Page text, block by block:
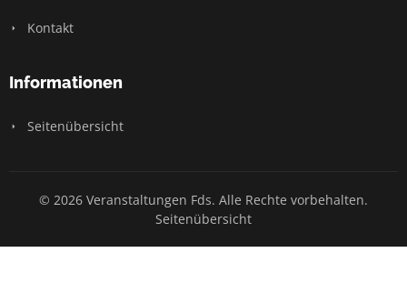
Kontakt
Informationen
Seitenübersicht
© 2026 Veranstaltungen Fds. Alle Rechte vorbehalten.
Seitenübersicht